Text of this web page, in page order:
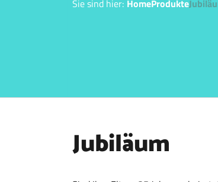
Sie sind hier: HomeProdukte
Jubiläum